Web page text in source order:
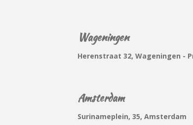
Wageningen
Herenstraat 32, Wageningen -
Amsterdam
Surinameplein, 35, Amsterdam